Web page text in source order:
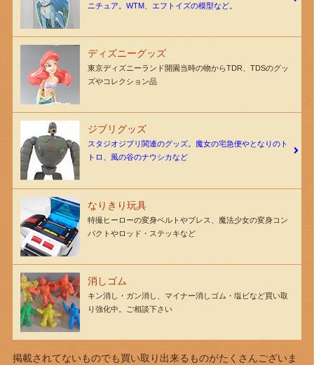
ニチュア。WTM、エフトイズの模型など。
ディズニーグッズ
東京ディズニーランド開園当時の物からTDR、TDSのグッ
ズやコレクション品
ジブリグッズ
スタジオジブリ関連のグッズ。魔女の宅急便やとなりのト
トロ、風の谷のナウシカなど
なりきり玩具
特撮ヒーローの変身ベルトやブレス、魔法少女の変身コン
パクトやロッド・ステッキなど
消しゴム
キン消し・ガン消し、マイナー消しゴム・塩ビなど買い取
り強化中。ご相談下さい
掲載されてないものでも買い取り出来るものがたくさんございま